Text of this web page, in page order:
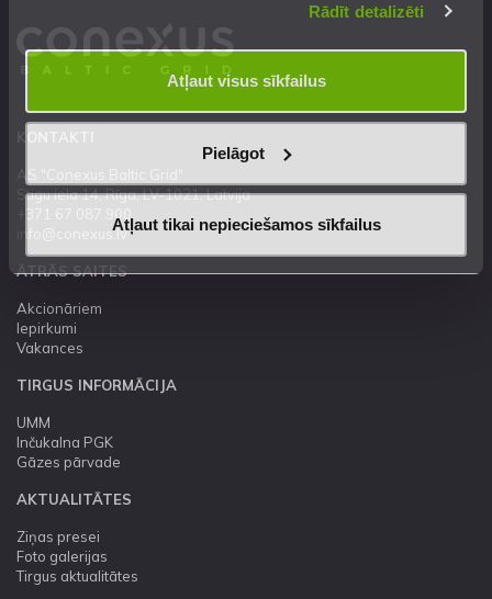
Rādīt detalizēti
Atļaut visus sīkfailus
Pielāgot
Atļaut tikai nepieciešamos sīkfailus
Stigu iela 14, Rīga, LV-1021, Latvija
info@conexus.lv
ĀTRĀS SAITES
Akcionāriem
Iepirkumi
Vakances
TIRGUS INFORMĀCIJA
UMM
Inčukalna PGK
Gāzes pārvade
AKTUALITĀTES
Ziņas presei
Foto galerijas
Tirgus aktualitātes